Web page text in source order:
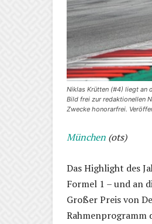
Niklas Krütten (#4) liegt an
Bild frei zur redaktionellen
Zwecke honorarfrei.
München (ots)
Das Highlight des
Formel 1 – und an
Großer Preis von
Rahmenprogramm